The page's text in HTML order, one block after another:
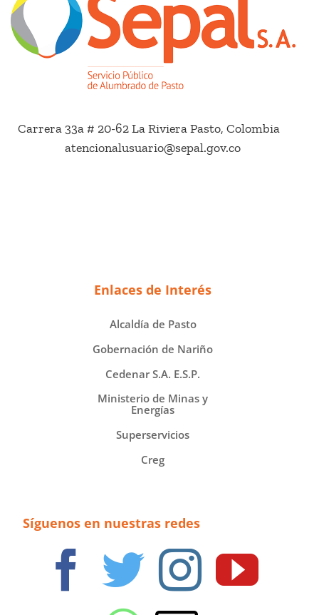
Carrera 33a # 20-62 La Riviera Pasto, Colombia
atencionalusuario@sepal.gov.co
Enlaces de Interés
Alcaldía de Pasto
Gobernación de Nariño
Cedenar S.A. E.S.P.
Ministerio de Minas y
Energías
Superservicios
Creg
Síguenos en nuestras redes